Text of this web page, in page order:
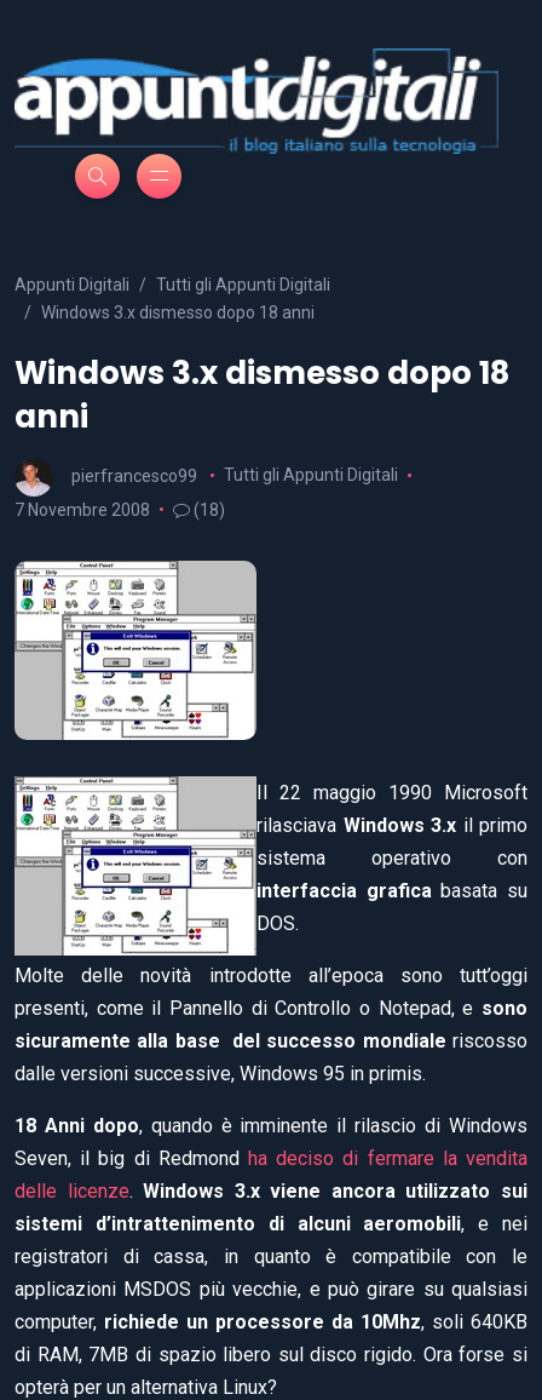
Appunti Digitali
Tutti gli Appunti Digitali
Windows 3.x dismesso dopo 18 anni
Windows 3.x dismesso dopo 18
anni
pierfrancesco99
Tutti gli Appunti Digitali
7 Novembre 2008
(18)
Il 22 maggio 1990 Microsoft
rilasciava Windows 3.x il primo
sistema operativo con
interfaccia grafica basata su
DOS.
Molte delle novità introdotte all’epoca sono tutt’oggi
presenti, come il Pannello di Controllo o Notepad, e sono
sicuramente alla base del successo mondiale riscosso
dalle versioni successive, Windows 95 in primis.
18 Anni dopo, quando è imminente il rilascio di Windows
Seven, il big di Redmond ha deciso di fermare la vendita
delle licenze.Windows 3.x viene ancora utilizzato sui
sistemi d’intrattenimento di alcuni aeromobili, e nei
registratori di cassa, in quanto è compatibile con le
applicazioni MSDOS più vecchie, e può girare su qualsiasi
computer, richiede un processore da 10Mhz, soli 640KB
di RAM, 7MB di spazio libero sul disco rigido. Ora forse si
opterà per un alternativa Linux?